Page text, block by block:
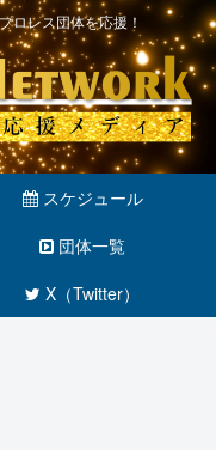
ロレス団体を応援！
スケジュール
団体一覧
X（Twitter）